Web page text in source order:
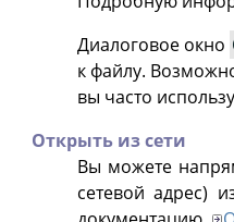
Диалоговое окно
к файлу.
вы часто
Открыть из сети
Вы можете
сетевой адрес)